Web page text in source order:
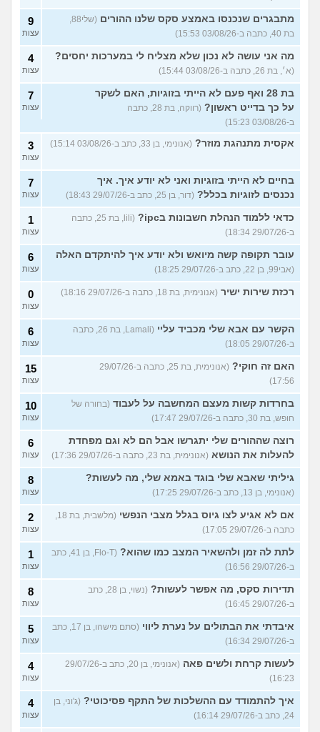
מתבגרים שנכנסו באמצע סקס שלנו ההורים
(שלי88,
בת 40, כתבה ב-03/08/26 15:53)
9
עצות
מה אני עושה לא נכון שלא מצליח לי במערכות יחסים?
(א׳, בת 26, כתבה ב-03/08/26 15:44)
4
עצות
בת 28 ואף פעם לא הייתי בזוגיות, האם לשקר
על כך בדייט ראשון?
(רווקה, בת 28, כתבה
ב-03/08/26 15:23)
7
עצות
אקסית מתנהגת מוזר? (אנונימי, בן 33, כתב ב-03/08/26 15:14) 3
עצות
בחיים לא הייתי בזוגיות ואני לא יודע איך. איך
נכנסים לזוגיות בכלל? (דור, בן 25, כתב ב-29/07/26 18:43)
7
עצות
כדאי ללמוד הנהלת חשבונות בipc?
(lili, בת 25, כתבה
ב-29/07/26 18:34)
1
עצות
עובר תקופה קשה מיואש ולא יודע איך להיתקדם האלה
(אבי99, בן 22, כתב ב-29/07/26 18:25)
6
עצות
רכזת שירות ישיר (אנונימית, בת 18, כתבה ב-29/07/26 18:16) 0
עצות
הקשר עם אבא שלי מכביד עליי
(Lamali, בת 26, כתבה
ב-29/07/26 18:05)
6
עצות
האם זה חוקי?
(אנונימית, בת 25, כתבה ב-29/07/26
17:56)
15
עצות
בחרדות קשות מעצם המחשבה על לעבוד (בחורה של
חופש, בת 30, כתבה ב-29/07/26 17:47)
10
עצות
רוצה שההורים שלי יתגרשו אבל הם לא וגם מפחדת
להעלות את הנושא (אנונימית, בת 23, כתבה ב-29/07/26 17:36)
6
עצות
גיליתי שאבא שלי בוגד באמא שלי, מה לעשות?
(אנונימי, בן 13, כתב ב-29/07/26 17:25)
8
עצות
אם לא אגיע לצו גיוס בגלל מצבי הנפשי
(מלשבית, בת 18,
כתבה ב-29/07/26 17:05)
2
עצות
לתת לה זמן ולהשאיר המצב כמו שהוא?
(Flo-T, בן 41, כתב
ב-29/07/26 16:56)
1
עצות
תדירות סקס, מה אפשר לעשות?
(נשוי, בן 28, כתב
ב-29/07/26 16:45)
8
עצות
איבדתי את הבתולים על נערת ליווי
(סתם מישהו, בן 17, כתב
ב-29/07/26 16:34)
5
עצות
לעשות קרחת ולשים פאה
(אנונימי, בן 20, כתב ב-29/07/26
16:23)
4
עצות
איך להתמודד עם ההשלכות של התקף פסיכוטי? (ג'וני, בן
24, כתב ב-29/07/26 16:14)
4
עצות